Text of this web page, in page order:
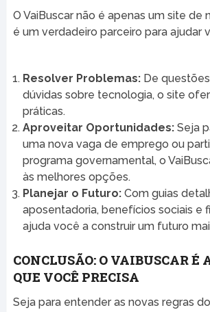
O VaiBuscar não é apenas um site de
é um verdadeiro parceiro para ajudar
Resolver Problemas:De questões
dúvidas sobre tecnologia, o site
práticas.
Aproveitar Oportunidades:Seja
uma nova vaga de emprego ou
programa governamental, o
às melhores opções.
Planejar o Futuro:Com guias
aposentadoria, benefícios sociais e
ajuda você a construir um futuro
CONCLUSÃO: O VAIBUSCAR É
QUE VOCÊ PRECISA
Seja para entender as novas regras